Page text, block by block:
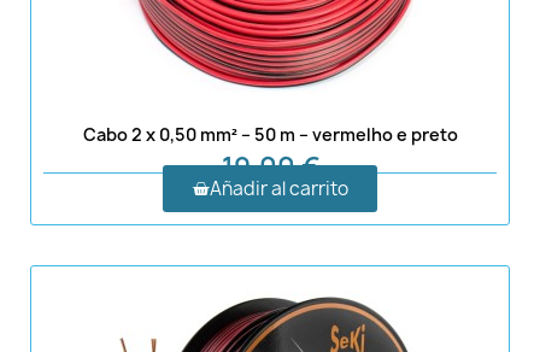
Cabo 2 x 0,50 mm² – 50 m – vermelho e preto
19,00 €
Añadir al carrito